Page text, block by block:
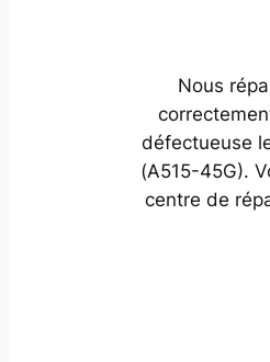
Nous
défectueuse
(A515-45G).
centre de